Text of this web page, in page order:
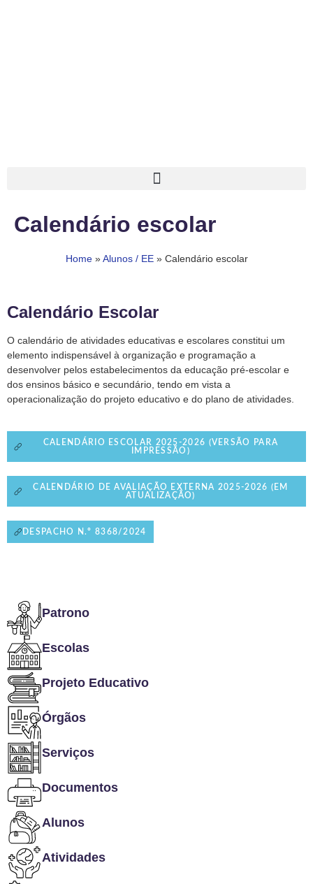
Calendário escolar
Home»Alunos / EE» Calendário escolar
Calendário Escolar
O calendário de atividades educativas e escolares constitui um
elemento indispensável à organização e programação a
desenvolver pelos estabelecimentos da educação pré-escolar e
dos ensinos básico e secundário, tendo em vista a
operacionalização do projeto educativo e do plano de atividades.
CALENDÁRIO ESCOLAR 2025-2026 (VERSÃO PARA
IMPRESSÃO)
CALENDÁRIO DE AVALIAÇÃO EXTERNA 2025-2026 (EM
ATUALIZAÇÃO)
DESPACHO N.º 8368/2024
Patrono
Escolas
Projeto Educativo
Órgãos
Serviços
Documentos
Alunos
Atividades